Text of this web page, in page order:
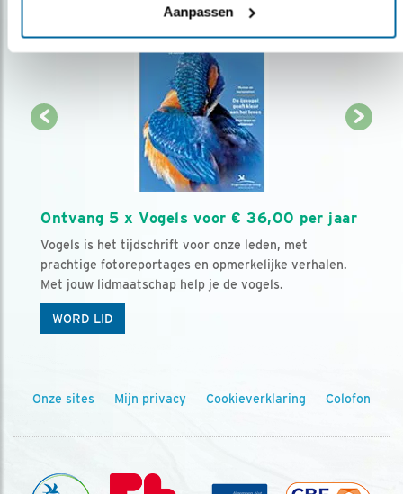
Aanpassen
Ontvang 5 x Vogels voor € 36,00 per jaar
Vogels is het tijdschrift voor onze leden, met
prachtige fotoreportages en opmerkelijke verhalen.
Met jouw lidmaatschap help je de vogels.
WORD LID
Onze sites Mijn privacy Cookieverklaring Colofon